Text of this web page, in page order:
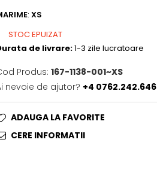
:XS
STOC EPUIZAT
de livrare:1-3 zile lucratoare
Produs: 167-1138-001~XS
nevoie de ajutor? +4 0762.242.646
ADAUGA LA FAVORITE
CERE INFORMATII